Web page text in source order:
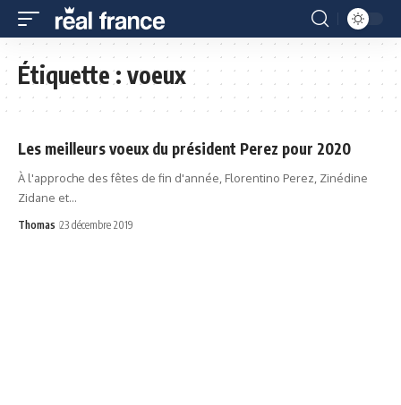
Étiquette :voeux
Les meilleurs voeux du président Perez pour 2020
À l'approche des fêtes de fin d'année, Florentino Perez, Zinédine
Zidane et…
Thomas 23 décembre 2019